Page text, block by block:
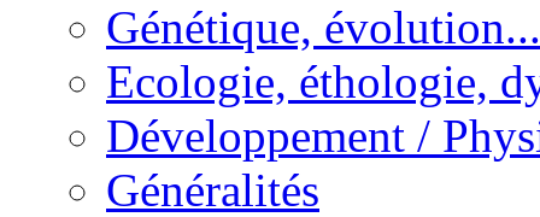
Génétique, évolution...
Ecologie, éthologie,
Développement /
Généralités